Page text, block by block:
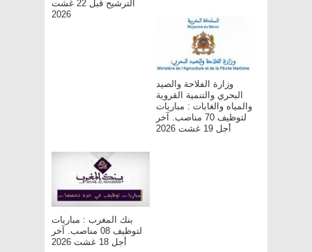
الترشيح قبل 22 غشت
2026
وزارة الفلاحة والصيد
البحري والتنمية القروية
والمياه والغابات : مباريات
لتوظيف 70 مناصب. آخر
أجل 19 غشت 2026
بنك المغرب : مباريات
لتوظيف 08 مناصب. آخر
أجل 18 غشت 2026